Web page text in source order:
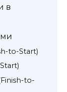
в
to-Start)
to-